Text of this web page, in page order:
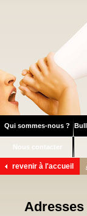
Qui sommes-nous ?
Nous contacter
revenir à l'accueil